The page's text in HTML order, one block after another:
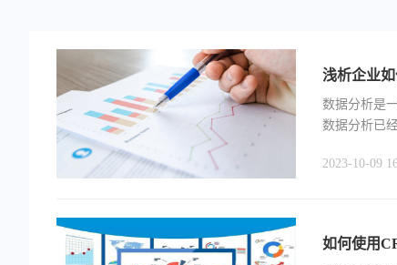
浅析企业
数据分析是
数据分析已
2023-10-09
如何使用